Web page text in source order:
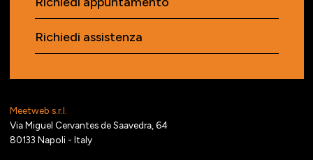
Meetweb s.r.l.
Via Miguel Cervantes de Saavedra, 64
80133 Napoli - Italy
Richiedi assistenza